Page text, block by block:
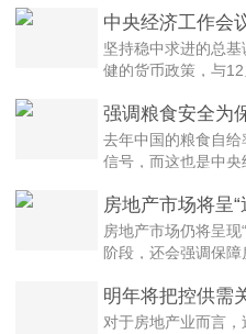
中央经济工作会
坚持稳中求进的总
健的货币政策，与
强调粮食安全为
去年中国的粮食自
信号，而这也是中央
房地产市场将呈
房地产市场仍将呈现
阶段，还会强调保障
明年将把控供需
对于房地产业而言